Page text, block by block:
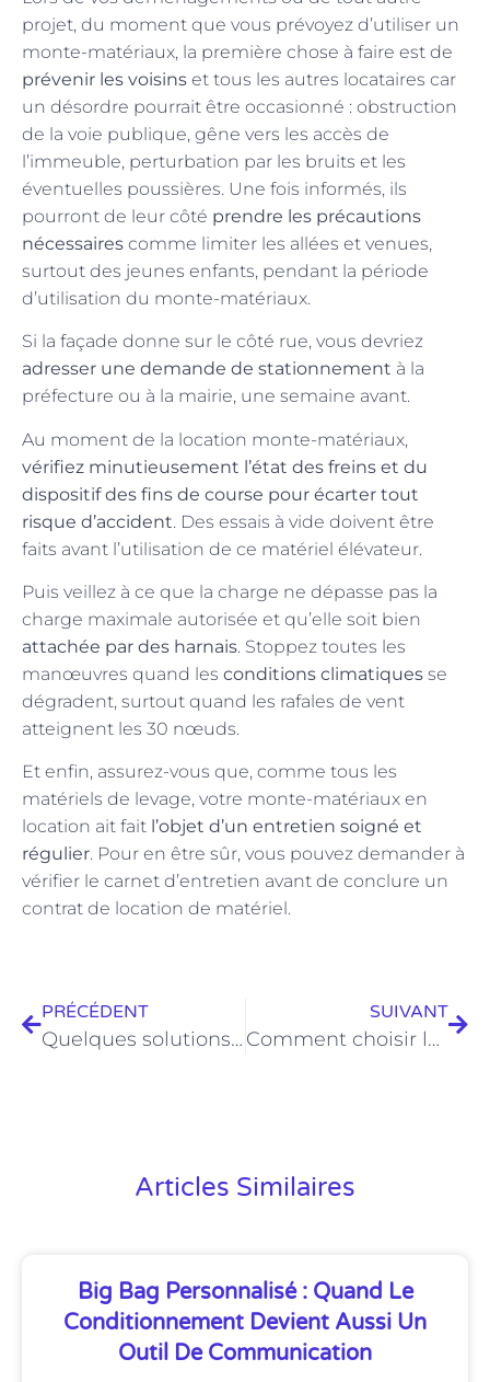
projet, du moment que vous prévoyez d’utiliser un
monte-matériaux, la première chose à faire est de
prévenir les voisins et tous les autres locataires car
un désordre pourrait être occasionné : obstruction
de la voie publique, gêne vers les accès de
l’immeuble, perturbation par les bruits et les
éventuelles poussières. Une fois informés, ils
pourront de leur côté prendre les précautions
nécessaires comme limiter les allées et venues,
surtout des jeunes enfants, pendant la période
d’utilisation du monte-matériaux.
Si la façade donne sur le côté rue, vous devriez
adresser une demande de stationnement à la
préfecture ou à la mairie, une semaine avant.
Au moment de la location monte-matériaux,
vérifiez minutieusement l’état des freins et du
dispositif des fins de course pour écarter tout
risque d’accident. Des essais à vide doivent être
faits avant l’utilisation de ce matériel élévateur.
Puis veillez à ce que la charge ne dépasse pas la
charge maximale autorisée et qu’elle soit bien
attachée par des harnais. Stoppez toutes les
manœuvres quand les conditions climatiques se
dégradent, surtout quand les rafales de vent
atteignent les 30 nœuds.
Et enfin, assurez-vous que, comme tous les
matériels de levage, votre monte-matériaux en
location ait fait l’objet d’un entretien soigné et
régulier. Pour en être sûr, vous pouvez demander à
vérifier le carnet d’entretien avant de conclure un
contrat de location de matériel.
PRÉCÉDENT
Quelques solutions économiques pour déménager sereinement
SUIVANT
Comment choisir le bracelet tendance pour votre poignet ?
Articles Similaires
Big Bag Personnalisé : Quand Le
Conditionnement Devient Aussi Un
Outil De Communication